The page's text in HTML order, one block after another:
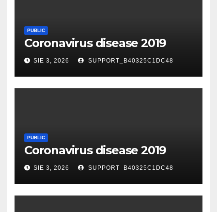
PUBLIC
Coronavirus disease 2019
SIE 3, 2026 SUPPORT_B40325C1DC48
PUBLIC
Coronavirus disease 2019
SIE 3, 2026 SUPPORT_B40325C1DC48